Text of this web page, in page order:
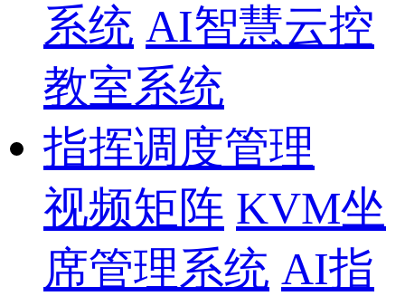
系统 AI智慧云控
教室系统
指挥调度管理
视频矩阵 KVM坐
席管理系统 AI指